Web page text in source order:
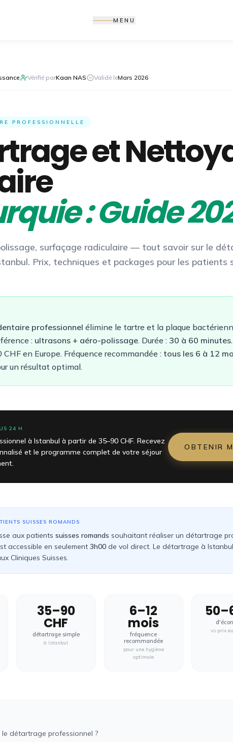
MENU
Vérifié parKaan NAS Validé leMars 2026
PROFESSIONNELLE
et
: Guide
surfaçage radiculaire — tout savoir sur le
Prix, techniques et packages pour les patients
professionnel élimine le tartre et la plaque
: ultrasons + aéro-polissage. Durée : 30 à 60 minutes
CHF en Europe. Fréquence recommandée : tous les 6 à 12
un résultat optimal.
24 H
à Istanbul à partir de 35–90 CHF. Recevez
et le programme complet de votre séjour
OBTENIR
SUISSES ROMANDS
aux patients suisses romands souhaitant réaliser un détartrage
accessible en seulement 3h00 de vol direct. Le détartrage à
Cliniques Suisses.
35–90
CHF
détartrage simple
à Istanbul
6–12
mois
fréquence
recommandée
pour une hygiène
optimale
vs prix
le détartrage professionnel ?